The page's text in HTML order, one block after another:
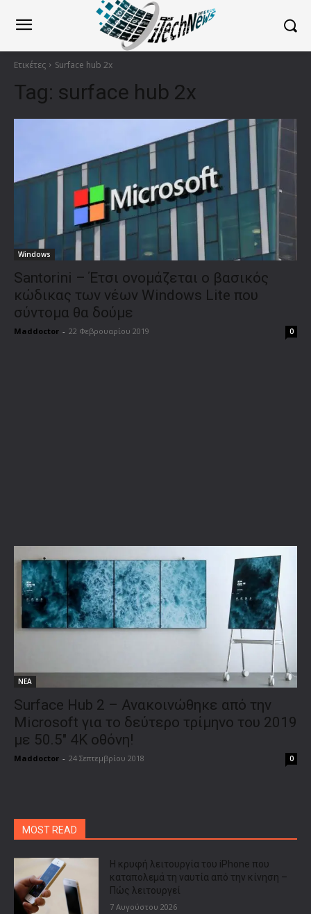
Ετικέτες Surface hub 2x
Tag: surface hub 2x
Windows
Santorini – Έτσι ονομάζεται ο βασικός
κώδικας των νέων Windows Lite που
σύντομα θα δούμε
Maddoctor - 22 Φεβρουαρίου 2019 0
ΝΕΑ
Surface Hub 2 – Ανακοινώθηκε από την
Microsoft για το δεύτερο τρίμηνο του 2019
με 50.5″ 4K οθόνη!
Maddoctor - 24 Σεπτεμβρίου 2018 0
MOST READ
Η κρυφή λειτουργία του iPhone που
καταπολεμά τη ναυτία από την κίνηση –
Πώς λειτουργεί
7 Αυγούστου 2026